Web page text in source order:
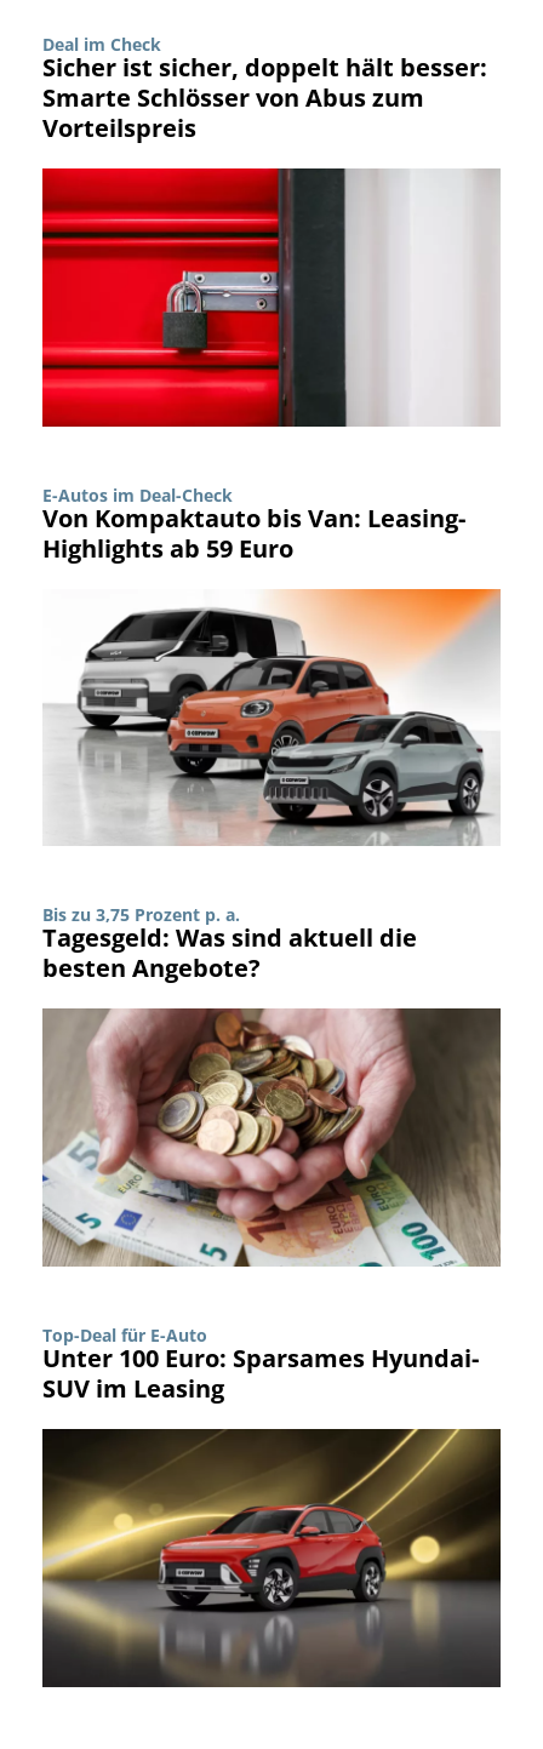
Deal im Check
Sicher ist sicher, doppelt hält besser:
Smarte Schlösser von Abus zum
Vorteilspreis
E-Autos im Deal-Check
Von Kompaktauto bis Van: Leasing-
Highlights ab 59 Euro
Bis zu 3,75 Prozent p. a.
Tagesgeld: Was sind aktuell die
besten Angebote?
Top-Deal für E-Auto
Unter 100 Euro: Sparsames Hyundai-
SUV im Leasing